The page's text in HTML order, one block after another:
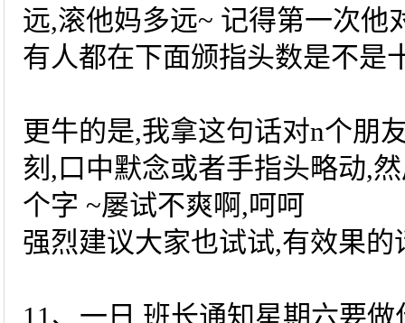
远,滚他妈多远~ 记得第一次他
有人都在下面颁指头数是不
更牛的是,我拿这句话对n个朋
刻,口中默念或者手指头略动,
个字 ~屡试不爽啊,呵呵
强烈建议大家也试试,有效果
11、一日,班长通知星期六要